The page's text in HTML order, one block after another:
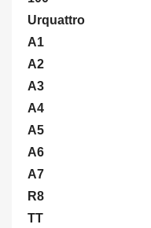
Urquattro
A1
A2
A3
A4
A5
A6
A7
R8
TT